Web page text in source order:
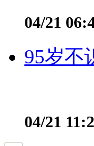
04/21
95岁不
04/21